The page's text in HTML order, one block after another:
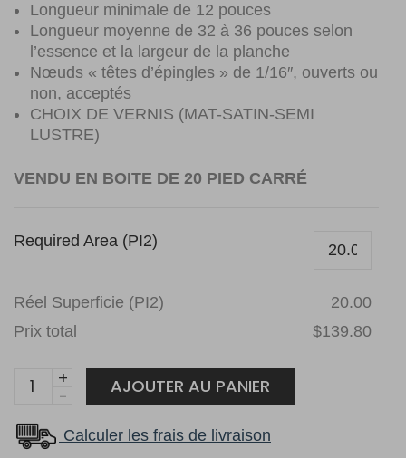
Longueur minimale de 12 pouces
Longueur moyenne de 32 à 36 pouces selon
l’essence et la largeur de la planche
Nœuds « têtes d’épingles » de 1/16″, ouverts ou
non, acceptés
CHOIX DE VERNIS (MAT-SATIN-SEMI
LUSTRE)
VENDU EN BOITE DE 20 PIED CARRÉ
Required Area (PI2)
Réel Superficie (PI2)
20.00
Prix total
$139.80
Érable
1/4
Beach
AJOUTER AU PANIER
Calculer les frais de livraison